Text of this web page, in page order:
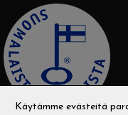
Käytämme evästeitä